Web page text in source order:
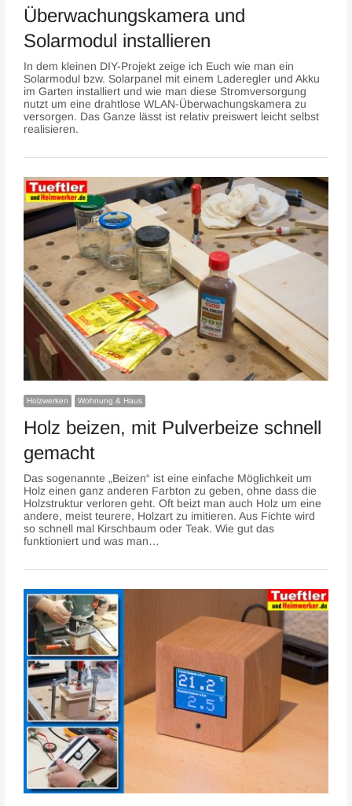
Überwachungskamera und
Solarmodul installieren
In dem kleinen DIY-Projekt zeige ich Euch wie man ein
Solarmodul bzw. Solarpanel mit einem Laderegler und Akku
im Garten installiert und wie man diese Stromversorgung
nutzt um eine drahtlose WLAN-Überwachungskamera zu
versorgen. Das Ganze lässt ist relativ preiswert leicht selbst
realisieren.
Holzwerken Wohnung & Haus
Holz beizen, mit Pulverbeize schnell
gemacht
Das sogenannte „Beizen“ ist eine einfache Möglichkeit um
Holz einen ganz anderen Farbton zu geben, ohne dass die
Holzstruktur verloren geht. Oft beizt man auch Holz um eine
andere, meist teurere, Holzart zu imitieren. Aus Fichte wird
so schnell mal Kirschbaum oder Teak. Wie gut das
funktioniert und was man…